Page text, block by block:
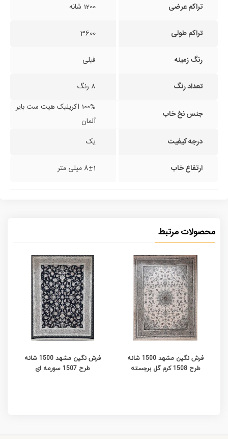
تراکم عرضی 1200 شانه
تراکم طولی 3600
رنگ زمینه فیلی
تعداد رنگ 8 رنگ
جنس نخ خاب
100% اکریلیک هیت ست بایر
آلمان
درجه کیفیت
یک
ارتفاع خاب 8±1 میلی متر
محصولات مرتبط
فرش نگین مشهد 1500 شانه
طرح 1508 کرم گل برجسته
فرش نگین مشهد 1500 شانه
طرح 1507 سورمه ای